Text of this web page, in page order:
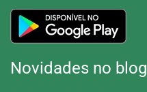
Novidades no blog